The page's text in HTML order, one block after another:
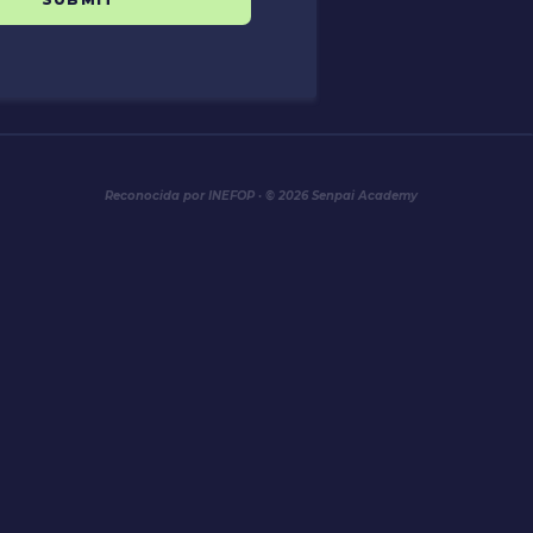
Reconocida por INEFOP · © 2026 Senpai Academy